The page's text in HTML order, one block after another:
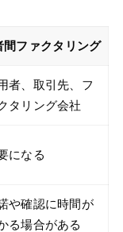
間ファクタリング
者、取引先、フ
タリング会社
になる
や確認に時間が
る場合がある